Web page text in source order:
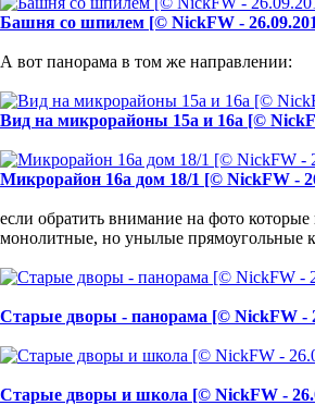
Башня со шпилем [© NickFW -
А вот панорама в том же направлении:
Вид на микрорайоны 15а и 16а [©
Микрорайон 16а дом 18/1 [© NickFW -
если обратить внимание на фото
монолитные, но унылые прямоугольные
Старые дворы - панорама [© NickFW -
Старые дворы и школа [© NickFW -